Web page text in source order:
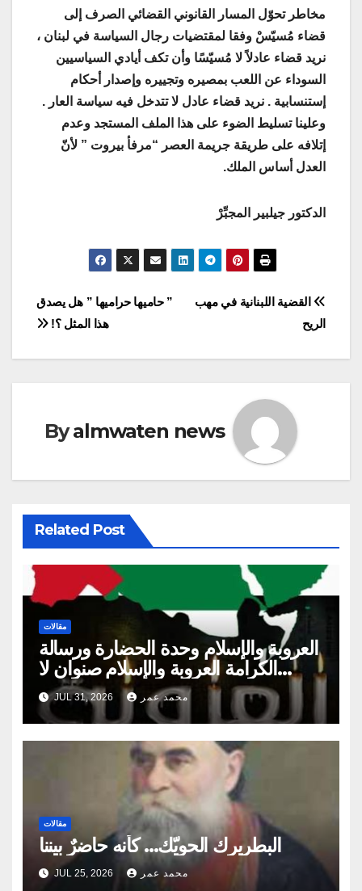
مخاطر تحوّل المسار القانوني القضائي الصرف إلى
قضاء مُسيّسْ وفقا لمقتضيات رجال السياسة في لبنان ،
نريد قضاء عادلاً لا مُسيّسًا وأن تكف أيادي السياسيين
السوداء عن اللعب بمصيره وتجييره وإصدار أحكام
إستنسابية . نريد قضاء عادل لا تتدخل فيه سياسة العار .
وعلينا تسليط الضوء على هذا الملف المستجد وعدم
إتلافه على طريقة جريمة العصر “مرفأ بيروت ” لأنّ
العدل أساس الملك.
الدكتور جيلبير المجبِّرْ
Post
navigation
” حاميها حراميها ” هل يصدق
هذا المثل ؟!
القضية اللبنانية في مهب
الريح
Byalmwaten news
Related Post
مقالات
العروبة والإسلام وحدة الحضارة ورسالة
الكرامة العروبة والإسلام صنوان لا
ينفصلان
JUL 31, 2026 محمد عمر
مقالات
البطريرك الحويّك… كأنه حاضرٌ بيننا
JUL 25, 2026 محمد عمر